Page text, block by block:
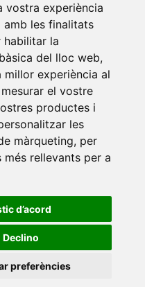
vostra experiència
amb les finalitats
habilitar la
del lloc web,
millor experiència al
el vostre
productes i
les
màrqueting, per
més rellevants per a
d’acord
Declino
preferències
Universitat d'Alacant
Autònoma de
•Universitat
de Girona •
• Universitat
Universitat Jaume I
Miguel Hernández
Catalunya•Universitat
Politècnica de
de València
Universitat de Sàsser
Universitat de Vic -
de Catalunya